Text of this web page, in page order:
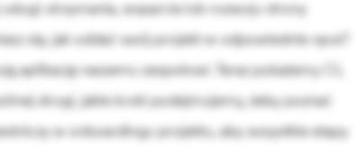
utrzymania, wsparcia lub rozwoju strony
się, jak oddać swój projekt w odpowiednie ręce?
aplikację naszemu zespołowi. Teraz pokażemy Ci,
drogi, jakie kroki podejmujemy, żeby poznać
w onboardingu projektu, aby wszystkie etapy